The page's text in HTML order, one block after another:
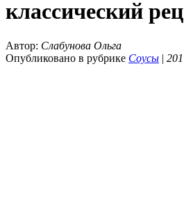
классический
Автор: Слабунова Ольга
Опубликовано в рубрике Соусы |